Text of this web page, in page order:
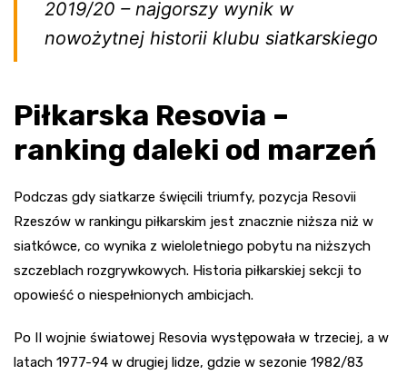
2019/20 – najgorszy wynik w
nowożytnej historii klubu siatkarskiego
Piłkarska Resovia –
ranking daleki od marzeń
Podczas gdy siatkarze święcili triumfy, pozycja Resovii
Rzeszów w rankingu piłkarskim jest znacznie niższa niż w
siatkówce, co wynika z wieloletniego pobytu na niższych
szczeblach rozgrywkowych. Historia piłkarskiej sekcji to
opowieść o niespełnionych ambicjach.
Po II wojnie światowej Resovia występowała w trzeciej, a w
latach 1977-94 w drugiej lidze, gdzie w sezonie 1982/83